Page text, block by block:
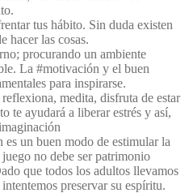
tus hábito. Sin duda existen
hacer las cosas.
procurando un ambiente
La #motivación y el buen
para inspirarse.
medita, disfruta de estar
te ayudará a liberar estrés y así,
un buen modo de estimular la
no debe ser patrimonio
que todos los adultos llevamos
preservar su espíritu.